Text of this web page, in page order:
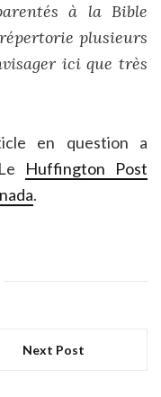
à la Bible
plusieurs
ici que très
en question a
Huffington Post
.
Next Post